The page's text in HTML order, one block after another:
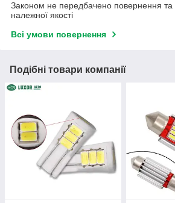
Законом не передбачено повернення та
належної якості
Всі умови повернення
Подібні товари компанії